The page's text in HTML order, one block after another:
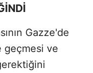
Gazze'de
geçmesi ve